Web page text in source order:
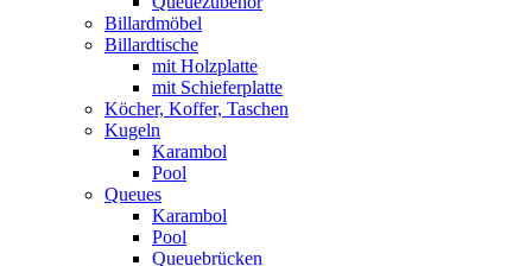
Billardmöbel
Billardtische
mit Holzplatte
mit Schieferplatte
Köcher, Koffer, Taschen
Kugeln
Karambol
Pool
Queues
Karambol
Pool
Queuebrücken